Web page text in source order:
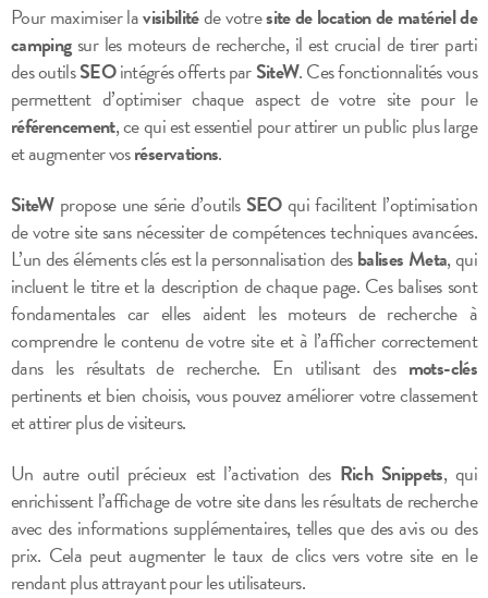
Pour maximiser lavisibilitéde votresite de location de matériel de
campingsur les moteurs de recherche, il est crucial de tirer parti
des outilsSEOintégrés offerts parSiteW. Ces fonctionnalités vous
permettent d’optimiser chaque aspect de votre site pour le
référencement, ce qui est essentiel pour attirer un public plus large
et augmenter vosréservations.
SiteWpropose une série d’outils SEOqui facilitent l’optimisation
de votre site sans nécessiter de compétences techniques avancées.
L’un des éléments clés est la personnalisation desbalises Meta, qui
incluent le titre et la description de chaque page. Ces balises sont
fondamentales car elles aident les moteurs de recherche à
comprendre le contenu de votre site et à l’afficher correctement
dans les résultats de recherche. En utilisant des mots-clés
pertinents et bien choisis, vous pouvez améliorer votre classement
et attirer plus de visiteurs.
Un autre outil précieux est l’activation des Rich Snippets, qui
enrichissent l’affichage de votre site dans les résultats de recherche
avec des informations supplémentaires, telles que des avis ou des
prix. Cela peut augmenter le taux de clics vers votre site en le
rendant plus attrayant pour les utilisateurs.